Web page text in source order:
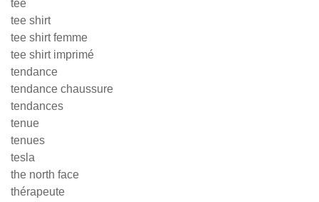
tee
tee shirt
tee shirt femme
tee shirt imprimé
tendance
tendance chaussure
tendances
tenue
tenues
tesla
the north face
thérapeute